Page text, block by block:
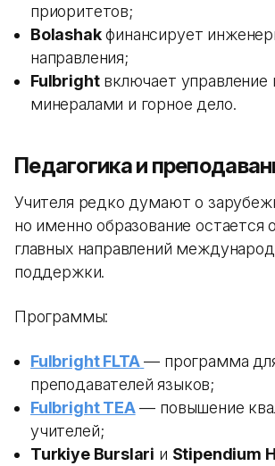
приоритетов;
Bolashakфинансирует
направления;
Fulbrightвключает управление
минералами и горное дело.
Педагогика и
Учителя редко думают о
но именно образование остается
главных направлений
поддержки.
Программы:
Fulbright FLTA — программа
преподавателей языков;
Fulbright TEA— повышение
учителей;
Turkiye Burslari и Stipendium